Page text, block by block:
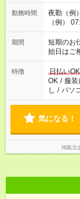
勤務時間
夜勤（例
（例）
20:00※遅
あれば調
なります
ください
期間
短期のお
始日はご
特徴 日払いOK
OK / 服装
し / パソ
気になる！
掲載元